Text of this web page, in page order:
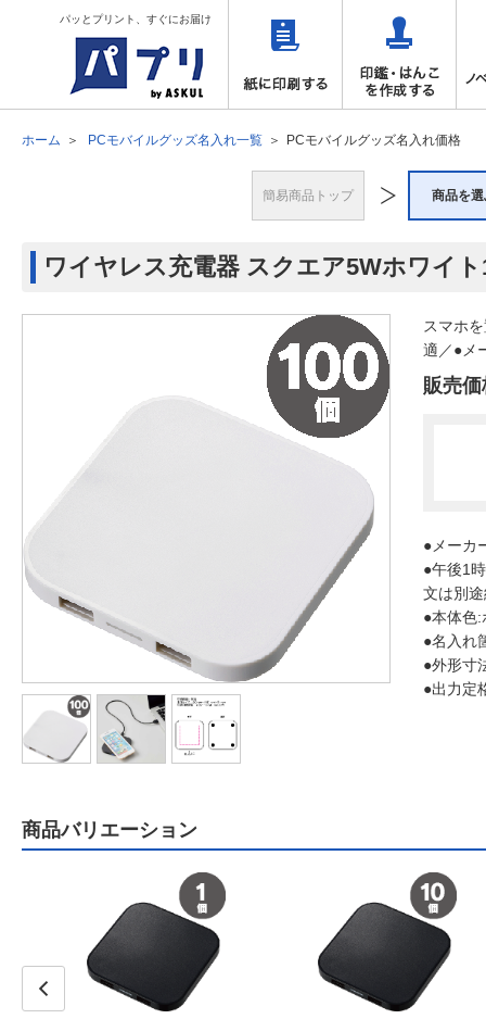
パッとプリント、すぐにお届け
ホーム PCモバイルグッズ名入れ一覧 PCモバイルグッズ名入れ価格
簡易商品トップ 商品を
ワイヤレス充電器 スクエア5Wホワイト
スマホ
適／●メ
販売価
●メーカ
●午後1
文は別
●本体色:
●名入れ
●外形寸
●出力定
商品バリエーション